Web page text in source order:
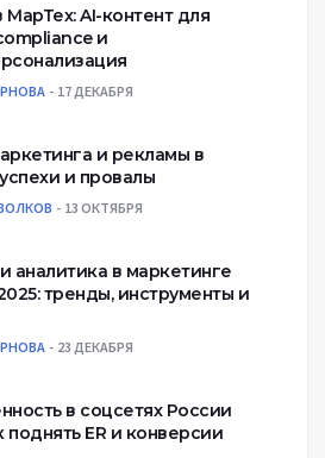
МарТех: AI-контент для
и
17 ДЕКАБРЯ
и рекламы в
и провалы
13 ОКТЯБРЯ
аналитика в маркетинге
тренды, инструменты и
23 ДЕКАБРЯ
в соцсетях России
поднять ER и конверсии